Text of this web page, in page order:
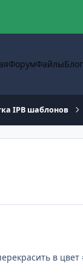
ФорумФайлы
IPB шаблонов
в цвет